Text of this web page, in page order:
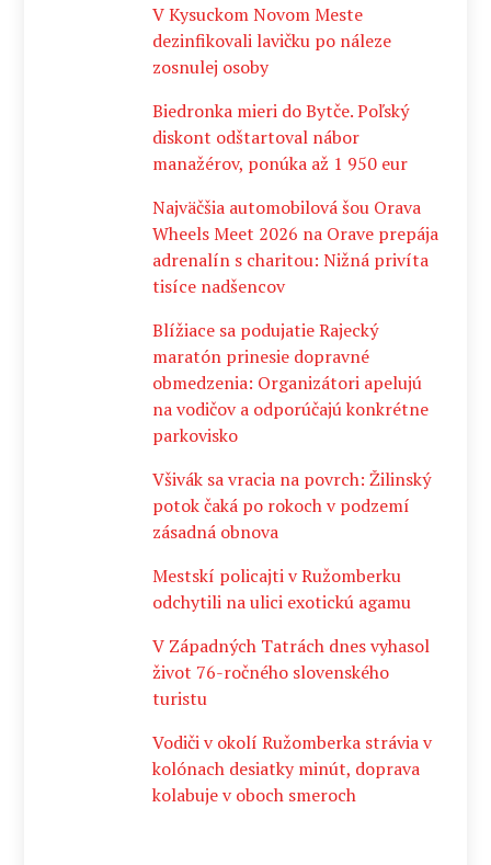
V Kysuckom Novom Meste
dezinfikovali lavičku po náleze
zosnulej osoby
Biedronka mieri do Bytče. Poľský
diskont odštartoval nábor
manažérov, ponúka až 1 950 eur
Najväčšia automobilová šou Orava
Wheels Meet 2026 na Orave prepája
adrenalín s charitou: Nižná privíta
tisíce nadšencov
Blížiace sa podujatie Rajecký
maratón prinesie dopravné
obmedzenia: Organizátori apelujú
na vodičov a odporúčajú konkrétne
parkovisko
Všivák sa vracia na povrch: Žilinský
potok čaká po rokoch v podzemí
zásadná obnova
Mestskí policajti v Ružomberku
odchytili na ulici exotickú agamu
V Západných Tatrách dnes vyhasol
život 76-ročného slovenského
turistu
Vodiči v okolí Ružomberka strávia v
kolónach desiatky minút, doprava
kolabuje v oboch smeroch